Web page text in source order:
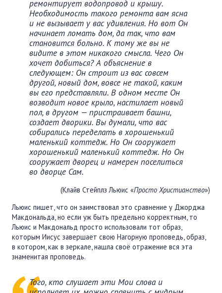
ремонтирует водопровод и крышу.
Необходимость такого ремонта вам ясна
и не вызывает у вас удивления. Но вот Он
начинает ломать дом, да так, что вам
становится больно. К тому же вы не
видите в этом никакого смысла. Чего Он
хочет добиться? А объяснение в
следующем: Он строит из вас совсем
другой, новый дом, вовсе не такой, каким
вы его представляли. В одном месте Он
возводит новое крыло, настилает новый
пол, в другом — пристраивает башни,
создает дворики. Вы думали, что вас
собирались переделать в хорошенький
маленький коттедж. Но Он сооружает
хорошенький маленький коттедж. Но Он
сооружает дворец и намерен поселиться
во дворце Сам.
(Клайв Стейплз Льюис «Просто Христианство»)
Льюис пишет, что он заимствовал это сравнение у Джорджа
Макдональда, но если уж быть предельно корректным, то
Льюис и Макдональд просто использовали тот образ,
которым Иисус завершает свою Нагорную проповедь, образ,
в котором, как в зеркале, нашла своё отражение вся эта
знаменитая проповедь.
Того, кто слушает эти Мои слова и